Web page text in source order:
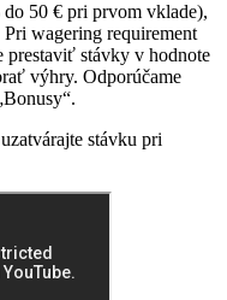
50 € pri prvom vklade),
wagering requirement
prestaviť stávky v hodnote
výhry. Odporúčame
stávku pri